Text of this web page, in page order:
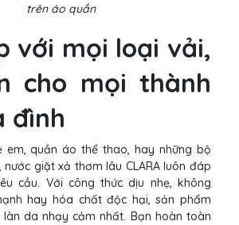
trên áo quần
với mọi loại vải,
cho mọi thành
đình
quần áo thể thao, hay những bộ
giặt xả thơm lâu CLARA luôn đáp
cầu. Với công thức dịu nhẹ, không
hay hóa chất độc hại, sản phẩm
da nhạy cảm nhất. Bạn hoàn toàn